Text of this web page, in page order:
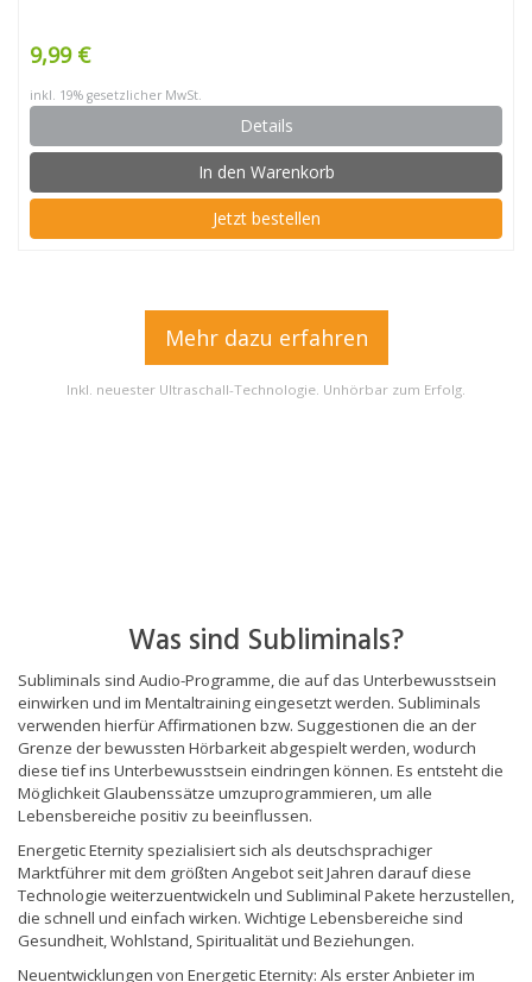
9,99 €
inkl. 19% gesetzlicher MwSt.
Details
In den Warenkorb
Jetzt bestellen
Mehr dazu erfahren
Inkl. neuester Ultraschall-Technologie. Unhörbar zum Erfolg.
Was sind Subliminals?
Subliminals sind Audio-Programme, die auf das Unterbewusstsein
einwirken und im Mentaltraining eingesetzt werden. Subliminals
verwenden hierfür Affirmationen bzw. Suggestionen die an der
Grenze der bewussten Hörbarkeit abgespielt werden, wodurch
diese tief ins Unterbewusstsein eindringen können. Es entsteht die
Möglichkeit Glaubenssätze umzuprogrammieren, um alle
Lebensbereiche positiv zu beeinflussen.
Energetic Eternity spezialisiert sich als deutschsprachiger
Marktführer mit dem größten Angebot seit Jahren darauf diese
Technologie weiterzuentwickeln und Subliminal Pakete herzustellen,
die schnell und einfach wirken. Wichtige Lebensbereiche sind
Gesundheit, Wohlstand, Spiritualität und Beziehungen.
Neuentwicklungen von Energetic Eternity: Als erster Anbieter im